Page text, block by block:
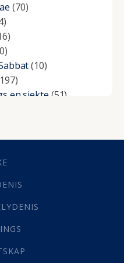
(70)
(10)
en siekte (51)
(10)
(3)
(1)